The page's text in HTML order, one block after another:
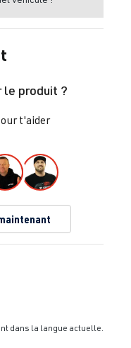
le produit ?
t'aider
dans la langue actuelle.